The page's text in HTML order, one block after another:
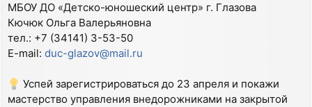
МБОУ ДО «Детско-юношеский центр» г. Глазова
Кючюк Ольга Валерьяновна
тел.: +7 (34141) 3-53-50
E-mail: duc-glazov@mail.ru
Успей зарегистрироваться до 23 апреля и покажи
мастерство управления внедорожниками на закрытой